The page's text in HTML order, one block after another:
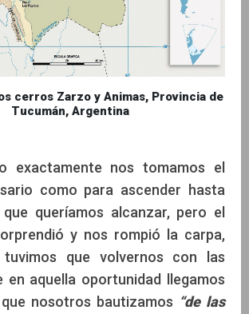
cerros Zarzo y Animas, Provincia de
Tucumán, Argentina
exactamente nos tomamos el
como para ascender hasta
que queríamos alcanzar, pero el
y nos rompió la carpa,
que volvernos con las
en aquella oportunidad llegamos
nosotros bautizamos “de las